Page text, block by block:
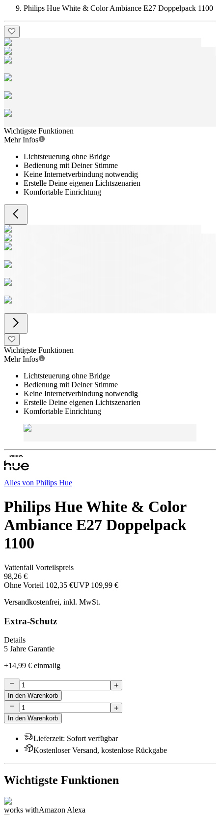
Philips Hue White & Color Ambiance E27 Doppelpack 1100
Wichtigste Funktionen
Mehr Infos
Lichtsteuerung ohne Bridge
Bedienung mit Deiner Stimme
Keine Internetverbindung notwendig
Erstelle Deine eigenen Lichtszenarien
Komfortable Einrichtung
Wichtigste Funktionen
Mehr Infos
Lichtsteuerung ohne Bridge
Bedienung mit Deiner Stimme
Keine Internetverbindung notwendig
Erstelle Deine eigenen Lichtszenarien
Komfortable Einrichtung
Alles von Philips Hue
Philips Hue White & Color
Ambiance E27 Doppelpack
1100
Vattenfall Vorteilspreis
98,26 €
Ohne Vorteil 102,35 €UVP 109,99 €
Versandkostenfrei, inkl. MwSt.
Extra-Schutz
Details
5 Jahre Garantie
+14,99 € einmalig
In den Warenkorb
In den Warenkorb
Lieferzeit: Sofort verfügbar
Kostenloser Versand, kostenlose Rückgabe
Wichtigste Funktionen
works withAmazon Alexa